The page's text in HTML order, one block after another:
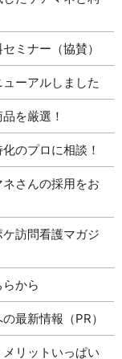
ミナー（協賛）
ーアルしました
を厳選！
のプロに相談！
さんの採用をお
訪問看護マガジ
から
最新情報（PR）
リットいっぱい